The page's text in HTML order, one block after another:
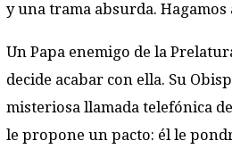
y una trama absurda.
Un Papa enemigo de la
decide acabar con ella. Su
misteriosa llamada telefónica
le propone un pacto: él le